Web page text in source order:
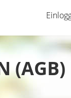
(AGB)